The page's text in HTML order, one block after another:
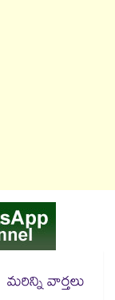
మరిన్ని వార్తలు